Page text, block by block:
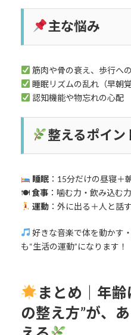
主な悩み
筋肉や骨の衰え、歩行へ
睡眠リズムの乱れ（早朝覚
認知機能や物忘れの心配
整えるポイン
睡眠：15分だけの昼寝＋
🍽食事：噛む力・飲み込む
運動：外に出る＋人と話
好きな音楽で体を動かす
も“生活の運動”になります！
まとめ｜年
の整え方”が、